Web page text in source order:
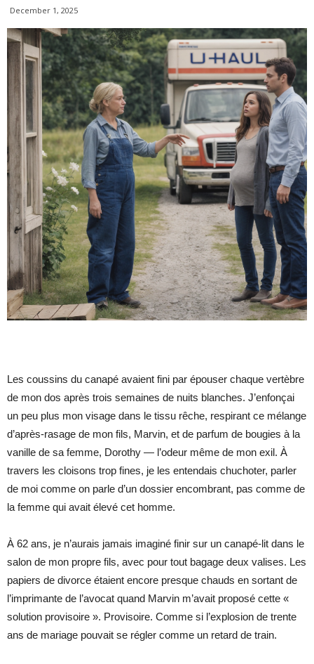
December 1, 2025
Les coussins du canapé avaient fini par épouser chaque vertèbre
de mon dos après trois semaines de nuits blanches. J’enfonçai
un peu plus mon visage dans le tissu rêche, respirant ce mélange
d’après-rasage de mon fils, Marvin, et de parfum de bougies à la
vanille de sa femme, Dorothy — l’odeur même de mon exil. À
travers les cloisons trop fines, je les entendais chuchoter, parler
de moi comme on parle d’un dossier encombrant, pas comme de
la femme qui avait élevé cet homme.
À 62 ans, je n’aurais jamais imaginé finir sur un canapé-lit dans le
salon de mon propre fils, avec pour tout bagage deux valises. Les
papiers de divorce étaient encore presque chauds en sortant de
l’imprimante de l’avocat quand Marvin m’avait proposé cette «
solution provisoire ». Provisoire. Comme si l’explosion de trente
ans de mariage pouvait se régler comme un retard de train.